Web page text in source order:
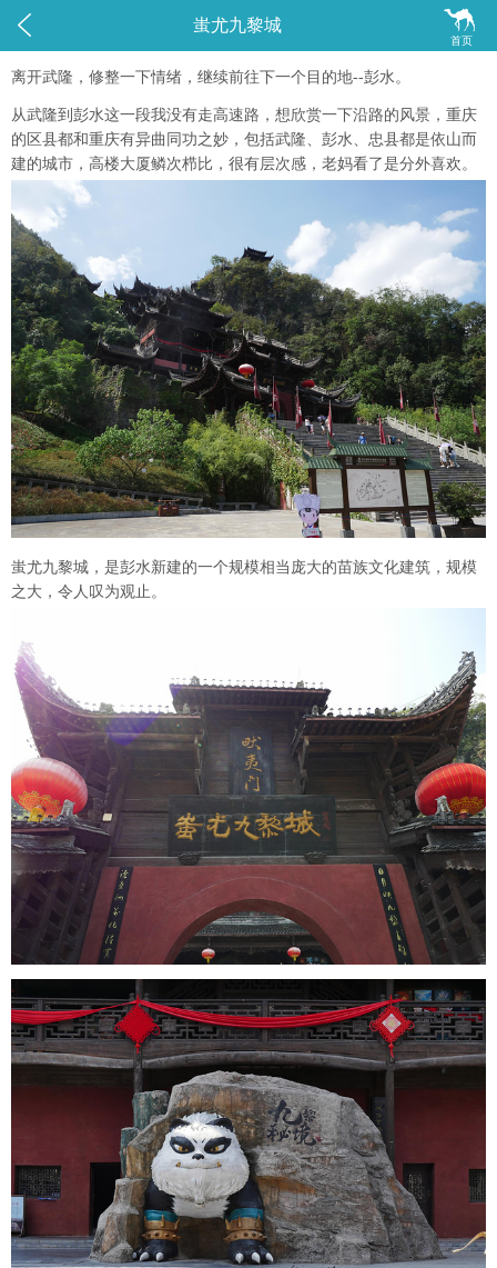
 
首页
蚩尤九黎城
离开武隆，修整一下情绪，继续前往下一个目的地--彭水。
从武隆到彭水这一段我没有走高速路，想欣赏一下沿路的风景，重庆
的区县都和重庆有异曲同功之妙，包括武隆、彭水、忠县都是依山而
建的城市，高楼大厦鳞次栉比，很有层次感，老妈看了是分外喜欢。
蚩尤九黎城，是彭水新建的一个规模相当庞大的苗族文化建筑，规模
之大，令人叹为观止。